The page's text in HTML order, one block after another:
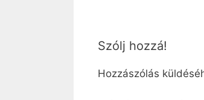
Szólj hozzá!
Hozzászólás